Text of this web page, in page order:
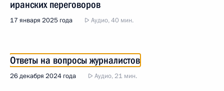
иранских переговоров
17 января 2025 года Аудио, 40 мин.
Ответы на вопросы журналистов
26 декабря 2024 года Аудио, 21 мин.